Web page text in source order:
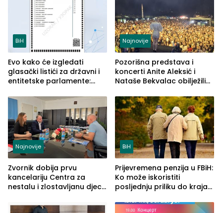
BiH
Evo kako će izgledati
glasački listići za državni i
entitetske parlamente:
vidljive na njima
Najnovije
Pozorišna predstava i
koncerti Anite Aleksić i
Nataše Bekvalac obilježili
ljeta (FOTO)
Najnovije
Zvornik dobija prvu
kancelariju Centra za
nestalu i zlostavljanu djecu
BiH
Prijevremena penzija u FBiH:
Ko može iskoristiti
posljednju priliku do kraja